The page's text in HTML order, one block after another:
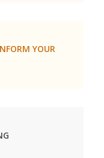
YOUR